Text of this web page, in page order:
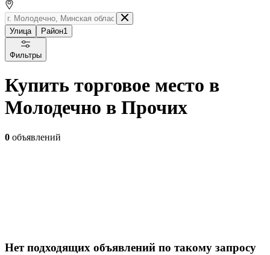
Улица Район1
Фильтры
Купить торговое место в
Молодечно в Прочих
0 объявлений
Нет подходящих объявлений по такому запросу